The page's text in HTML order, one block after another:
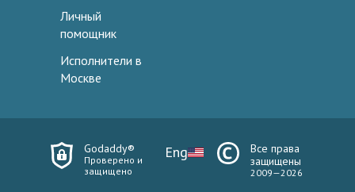
Личный
помощник
Исполнители в
Москве
Godaddy®
Проверено и
защищено
Eng
Все права
защищены
2009—2026